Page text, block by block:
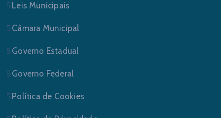
Leis Municipais
Câmara Municipal
Governo Estadual
Governo Federal
Política de Cookies